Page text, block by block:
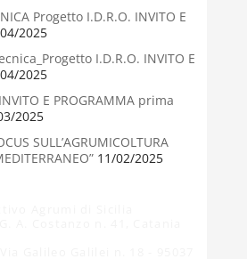
Progetto I.D.R.O. INVITO E
2025
I.D.R.O. INVITO E
2025
E PROGRAMMA prima
2025
SULL’AGRUMICOLTURA
11/02/2025